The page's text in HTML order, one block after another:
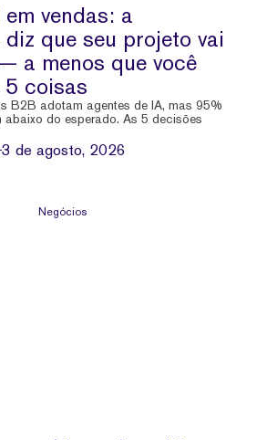
vendas: a
que seu projeto vai
a menos que você
coisas
B2B adotam agentes de IA, mas 95%
abaixo do esperado. As 5 decisões
3 de agosto, 2026
Negócios